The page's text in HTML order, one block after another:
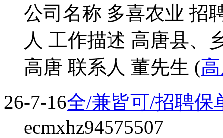
公司名称 多喜农业 招
人 工作描述 高唐县、
高唐 联系人 董先生 (
26-7-16全/兼皆可/招聘保
ecmxhz94575507